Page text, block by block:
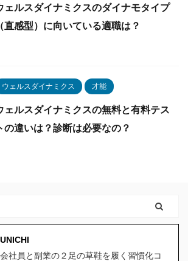
ェルスダイナミクスのダイナモタイプ
（直感型）に向いている適職は？
ウェルスダイナミクス 才能
ェルスダイナミクスの無料と有料テス
の違いは？診断は必要なの？
社員と副業の２足の草鞋を履く習慣化コ